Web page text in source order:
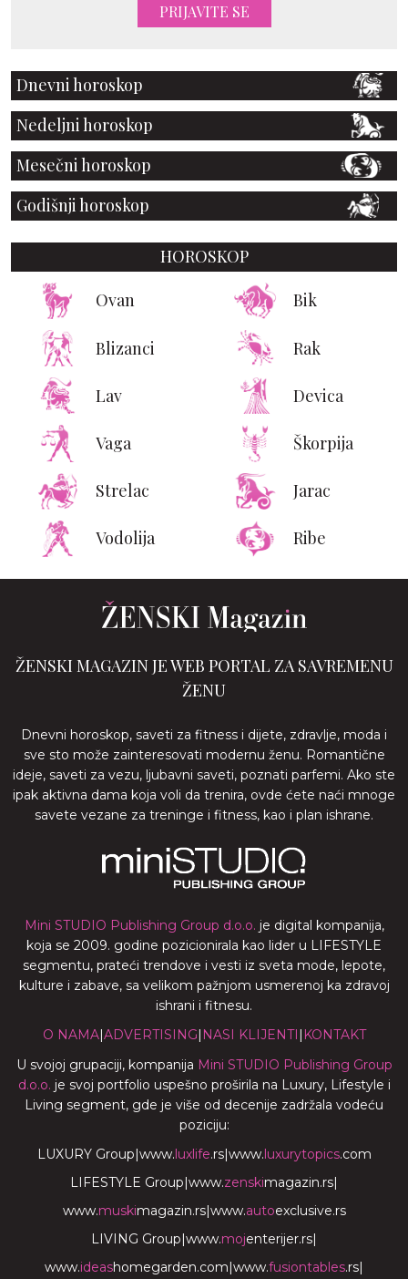
PRIJAVITE SE
Dnevni horoskop
Nedeljni horoskop
Mesečni horoskop
Godišnji horoskop
HOROSKOP
Ovan Bik
Blizanci Rak
Lav Devica
Vaga Škorpija
Strelac Jarac
Vodolija Ribe
ŽENSKI MAGAZIN JE WEB PORTAL ZA SAVREMENU
ŽENU
Dnevni horoskop, saveti za fitness i dijete, zdravlje, moda i
sve sto može zainteresovati modernu ženu. Romantične
ideje, saveti za vezu, ljubavni saveti, poznati parfemi. Ako ste
ipak aktivna dama koja voli da trenira, ovde ćete naći mnoge
savete vezane za treninge i fitness, kao i plan ishrane.
Mini STUDIO Publishing Group d.o.o. je digital kompanija,
koja se 2009. godine pozicionirala kao lider u LIFESTYLE
segmentu, prateći trendove i vesti iz sveta mode, lepote,
kulture i zabave, sa velikom pažnjom usmerenoj ka zdravoj
ishrani i fitnesu.
O NAMA|ADVERTISING| NASI KLIJENTI | KONTAKT
U svojoj grupaciji, kompanija Mini STUDIO Publishing Group
d.o.o. je svoj portfolio uspešno proširila na Luxury, Lifestyle i
Living segment, gde je više od decenije zadržala vodeću
poziciju:
LUXURY Group|www.luxlife.rs|www.luxurytopics.com
LIFESTYLE Group|www.zenskimagazin.rs|
www.muskimagazin.rs|www.autoexclusive.rs
LIVING Group|www.mojenterijer.rs|
www.ideashomegarden.com|www.fusiontables.rs|